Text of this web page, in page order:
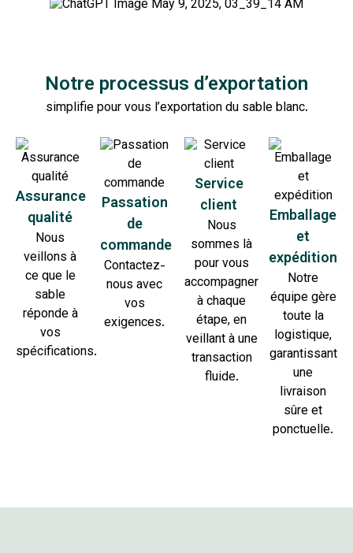
Notre processus d’exportation
simplifie pour vous l’exportation du sable blanc.
Assurance
qualité
Nous
veillons à
ce que le
sable
réponde à
vos
spécifications.
Passation
de
commande
Contactez-
nous avec
vos
exigences.
Service
client
Nous
sommes là
pour vous
accompagner
à chaque
étape, en
veillant à une
transaction
fluide.
Emballage
et
expédition
Notre
équipe gère
toute la
logistique,
garantissant
une
livraison
sûre et
ponctuelle.